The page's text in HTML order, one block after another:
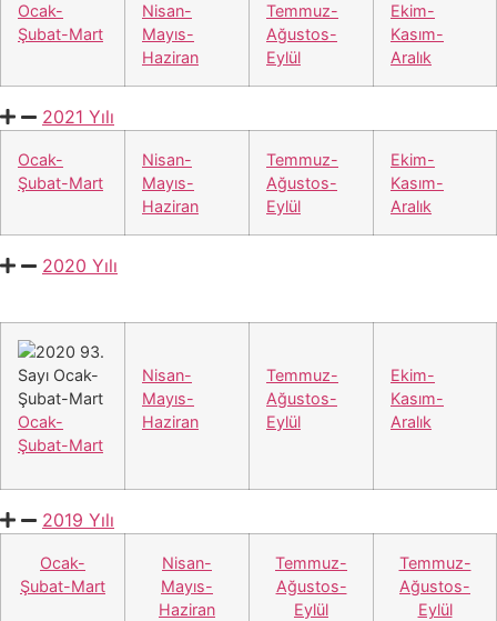
Ocak-
Şubat-Mart
Nisan-
Mayıs-
Haziran
Temmuz-
Ağustos-
Eylül
Ekim-
Kasım-
Aralık
2021 Yılı
Ocak-
Şubat-Mart
Nisan-
Mayıs-
Haziran
Temmuz-
Ağustos-
Eylül
Ekim-
Kasım-
Aralık
2020 Yılı
Ocak-
Şubat-Mart
Nisan-
Mayıs-
Haziran
Temmuz-
Ağustos-
Eylül
Ekim-
Kasım-
Aralık
2019 Yılı
Ocak-
Şubat-Mart
Nisan-
Mayıs-
Haziran
Temmuz-
Ağustos-
Eylül
Temmuz-
Ağustos-
Eylül